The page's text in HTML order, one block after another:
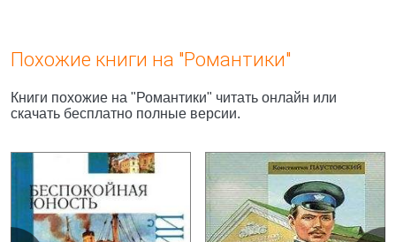
Похожие книги на "Романтики"
Книги похожие на "Романтики" читать онлайн или
скачать бесплатно полные версии.